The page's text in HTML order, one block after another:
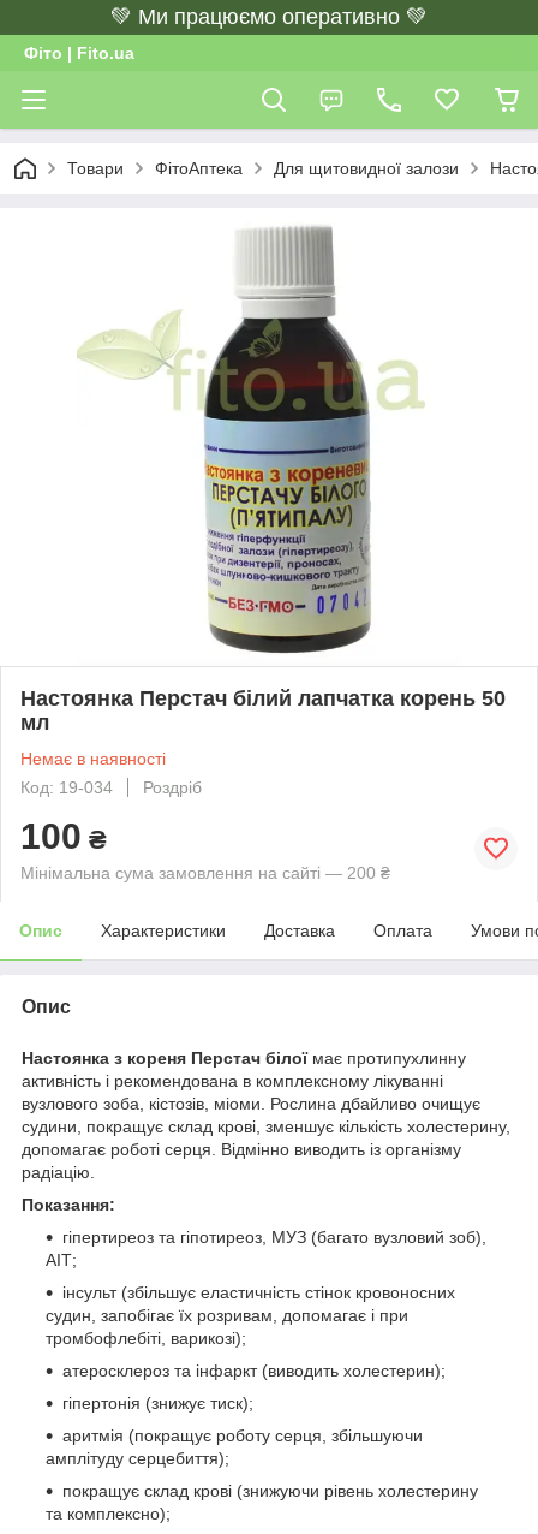
💚 Ми працюємо оперативно 💚
Фіто | Fito.ua
Товари ФітоАптека Для щитовидної залози
Настоянка Перстач білий лапчатка корень 50
мл
Немає в наявності
Код: 19-034
Роздріб
100 ₴
Мінімальна сума замовлення на сайті — 200 ₴
Опис Характеристики Доставка Оплата Умови
Опис
Настоянка з кореня Перстач білої має протипухлинну
активність і рекомендована в комплексному лікуванні
вузлового зоба, кістозів, міоми. Рослина дбайливо очищує
судини, покращує склад крові, зменшує кількість холестерину,
допомагає роботі серця. Відмінно виводить із організму
радіацію.
Показання:
гіпертиреоз та гіпотиреоз, МУЗ (багато вузловий зоб),
АІТ;
інсульт (збільшує еластичність стінок кровоносних
судин, запобігає їх розривам, допомагає і при
тромбофлебіті, варикозі);
атеросклероз та інфаркт (виводить холестерин);
гіпертонія (знижує тиск);
аритмія (покращує роботу серця, збільшуючи
амплітуду серцебиття);
покращує склад крові (знижуючи рівень холестерину
та комплексно);